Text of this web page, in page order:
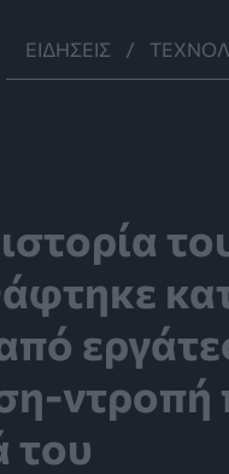
ΕΙΔΉΣΕΙΣ
ντροπή
του